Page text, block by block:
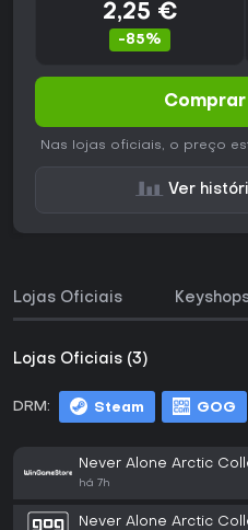
2,25 €
-85%
Nas lojas oficiais, o preço
Ver
Lojas Oficiais
Lojas Oficiais (3)
DRM: Steam GOG
Never Alone Arctic
há 7h
Never Alone Arctic